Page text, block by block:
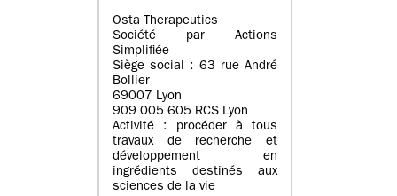
Osta Therapeutics
Société par Actions
Simplifiée
Siège social : 63 rue André
Bollier
69007 Lyon
909 005 605 RCS Lyon
Activité : procéder à tous
travaux de recherche et
développement en
ingrédients destinés aux
sciences de la vie